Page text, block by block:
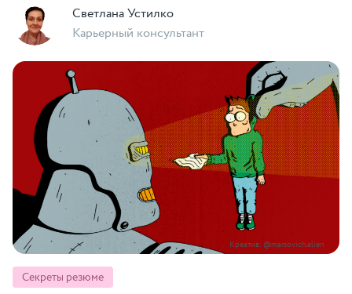
Креатив: @marsovich.alien
Секреты резюме
Светлана Устилко
Карьерный консультант